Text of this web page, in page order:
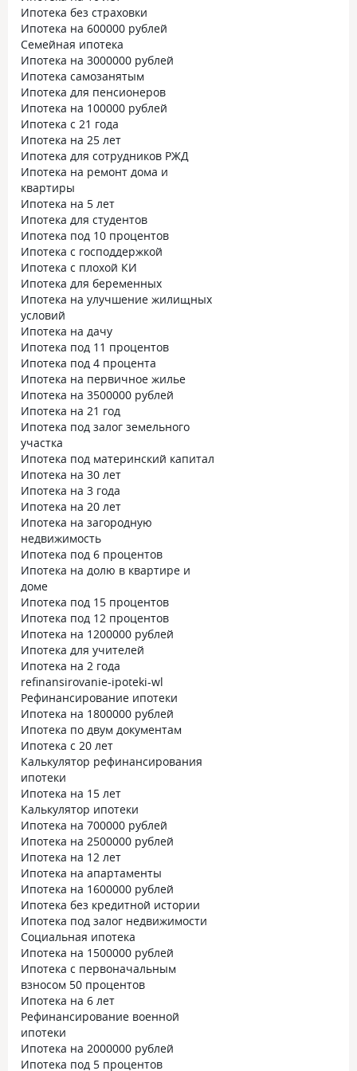
Ипотека без страховки
Ипотека на 600000 рублей
Семейная ипотека
Ипотека на 3000000 рублей
Ипотека самозанятым
Ипотека для пенсионеров
Ипотека на 100000 рублей
Ипотека с 21 года
Ипотека на 25 лет
Ипотека для сотрудников РЖД
Ипотека на ремонт дома и
квартиры
Ипотека на 5 лет
Ипотека для студентов
Ипотека под 10 процентов
Ипотека с господдержкой
Ипотека с плохой КИ
Ипотека для беременных
Ипотека на улучшение жилищных
условий
Ипотека на дачу
Ипотека под 11 процентов
Ипотека под 4 процента
Ипотека на первичное жилье
Ипотека на 3500000 рублей
Ипотека на 21 год
Ипотека под залог земельного
участка
Ипотека под материнский капитал
Ипотека на 30 лет
Ипотека на 3 года
Ипотека на 20 лет
Ипотека на загородную
недвижимость
Ипотека под 6 процентов
Ипотека на долю в квартире и
доме
Ипотека под 15 процентов
Ипотека под 12 процентов
Ипотека на 1200000 рублей
Ипотека для учителей
Ипотека на 2 года
refinansirovanie-ipoteki-wl
Рефинансирование ипотеки
Ипотека на 1800000 рублей
Ипотека по двум документам
Ипотека с 20 лет
Калькулятор рефинансирования
ипотеки
Ипотека на 15 лет
Калькулятор ипотеки
Ипотека на 700000 рублей
Ипотека на 2500000 рублей
Ипотека на 12 лет
Ипотека на апартаменты
Ипотека на 1600000 рублей
Ипотека без кредитной истории
Ипотека под залог недвижимости
Социальная ипотека
Ипотека на 1500000 рублей
Ипотека с первоначальным
взносом 50 процентов
Ипотека на 6 лет
Рефинансирование военной
ипотеки
Ипотека на 2000000 рублей
Ипотека под 5 процентов